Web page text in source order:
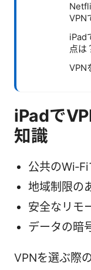
VPN
iPad
点は
VPN
iPadで
知識
公共の
地域制限の
安全なリモ
データの暗
VPNを選ぶ際